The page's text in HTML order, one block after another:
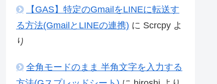
【GAS】特定のGmailをLINEに転送す
る方法(GmailとLINEの連携) に Scrcpy よ
り
全角モードのまま 半角文字を入力する